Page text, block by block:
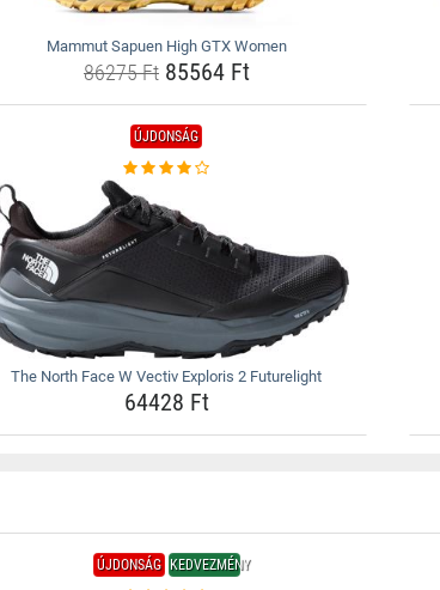
Mammut Sapuen High GTX Women
86275 Ft85564 Ft
ÚJDONSÁG
The North Face W Vectiv Exploris 2 Futurelight
64428 Ft
ÚJDONSÁG KEDVEZMÉNY